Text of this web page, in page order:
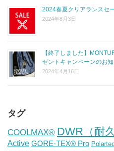
2024春夏クリアランスセ
2024年8月3日
【終了しました】
ゼントキャンペーンのお
2024年4月16日
タグ
COOLMAX® DWR（耐
Active GORE-TEX® Pro